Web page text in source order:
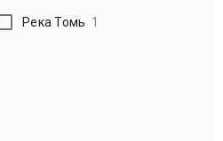
Река Томь 1